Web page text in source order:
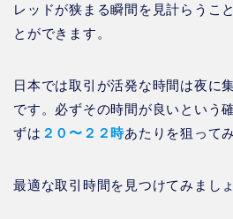
レッドが狭まる瞬間を見計らうこ
とができます。
日本では取引が活発な時間は夜に
です。必ずその時間が良いという
ずは ２０〜２２時あたりを狙って
最適な取引時間を見つけてみましょ